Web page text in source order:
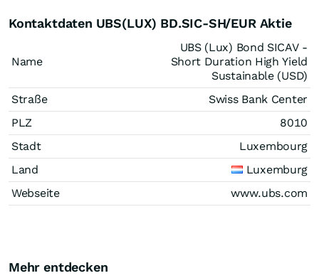
Kontaktdaten UBS(LUX) BD.SIC-SH/EUR Aktie
Name
UBS (Lux) Bond SICAV -
Short Duration High Yield
Sustainable (USD)
Straße
Swiss Bank Center
PLZ
8010
Stadt
Luxembourg
Land
Luxemburg
Webseite
www.ubs.com
Mehr entdecken